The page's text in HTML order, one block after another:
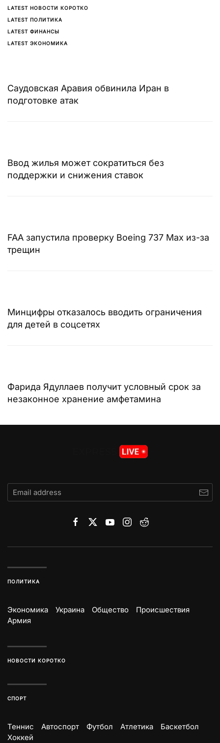
LATEST НОВОСТИ КОРОТКО
LATEST ПОЛИТИКА
LATEST ФИНАНСЫ
LATEST ЭКОНОМИКА
Саудовская Аравия обвинила Иран в
подготовке атак
Ввод жилья может сократиться без
поддержки и снижения ставок
FAA запустила проверку Boeing 737 Max из-за
трещин
Минцифры отказалось вводить ограничения
для детей в соцсетях
Фарида Ядуллаев получит условный срок за
незаконное хранение амфетамина
ПОЛИТИКА
Экономика Украина Общество
Происшествия
Армия
НОВОСТИ КОРОТКО
СПОРТ
Теннис Автоспорт Футбол Атлетика
Баскетбол
Хоккей